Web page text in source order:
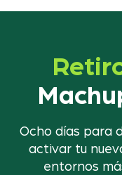
Ocho días para
activar tu
entornos